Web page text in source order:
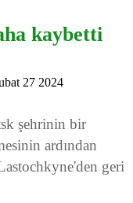
kaybetti
27 2024
şehrinin bir
ardından
geri